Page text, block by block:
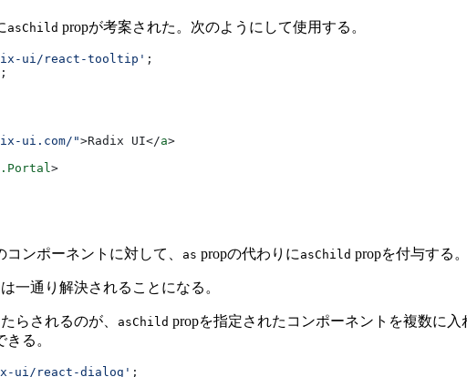
asChild propが考案された。次のようにして使用する。
ui/react-tooltip' ;
;
ui.com/">Radix UI</a>
>
ンポーネントに対して、 as propの代わりに asChild propを付与する
一通り解決されることになる。
らされるのが、 asChild propを指定されたコンポーネントを複数に
る。
ui/react-dialog' ;